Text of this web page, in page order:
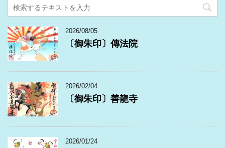
2026/08/05
〔御朱印〕傳法院
2026/02/04
〔御朱印〕善龍寺
2026/01/24